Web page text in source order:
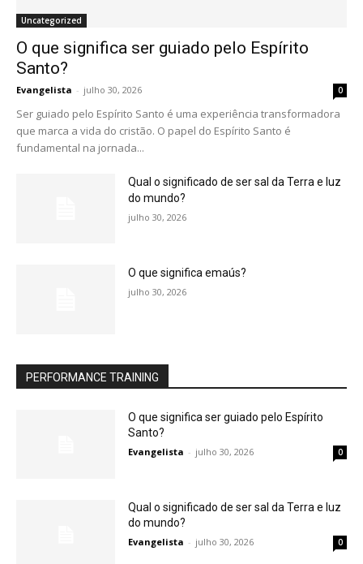
Uncategorized
O que significa ser guiado pelo Espírito
Santo?
Evangelista - julho 30, 2026 0
Ser guiado pelo Espírito Santo é uma experiência transformadora
que marca a vida do cristão. O papel do Espírito Santo é
fundamental na jornada...
Qual o significado de ser sal da Terra e luz
do mundo?
julho 30, 2026
O que significa emaús?
julho 30, 2026
PERFORMANCE TRAINING
O que significa ser guiado pelo Espírito
Santo?
Evangelista - julho 30, 2026 0
Qual o significado de ser sal da Terra e luz
do mundo?
Evangelista - julho 30, 2026 0